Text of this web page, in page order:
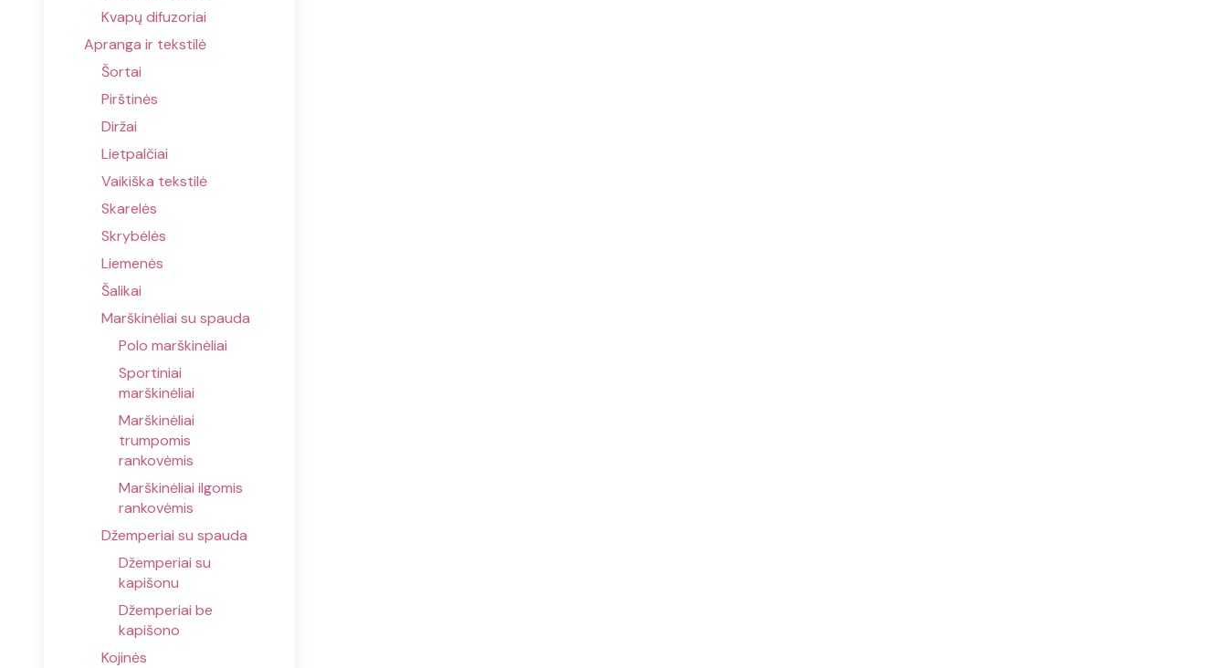
Kvapų difuzoriai
Apranga ir tekstilė
Šortai
Pirštinės
Diržai
Lietpalčiai
Vaikiška tekstilė
Skarelės
Skrybėlės
Liemenės
Šalikai
Marškinėliai su spauda
Polo marškinėliai
Sportiniai
marškinėliai
Marškinėliai
trumpomis
rankovėmis
Marškinėliai ilgomis
rankovėmis
Džemperiai su spauda
Džemperiai su
kapišonu
Džemperiai be
kapišono
Kojinės